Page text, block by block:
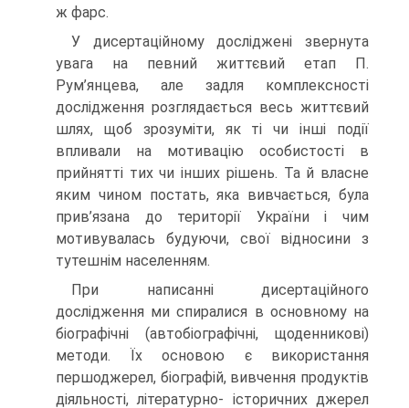
ж фарс.
У дисертаційному досліджені звернута
увага на певний життєвий етап П.
Рум’янцева, але задля комплексності
дослідження розглядається весь життєвий
шлях, щоб зрозуміти, як ті чи інші події
впливали на мотивацію особистості в
прийнятті тих чи інших рішень. Та й власне
яким чином постать, яка вивчається, була
прив’язана до території України і чим
мотивувалась будуючи, свої відносини з
тутешнім населенням.
При написанні дисертаційного
дослідження ми спиралися в основному на
біографічні (автобіографічні, щоденникові)
методи. Їх основою є використання
першоджерел, біографій, вивчення продуктів
діяльності, літературно- історичних джерел